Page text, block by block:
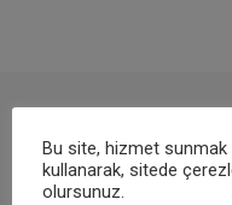
Bu site, hizmet sunmak
kullanarak, sitede
olursunuz.